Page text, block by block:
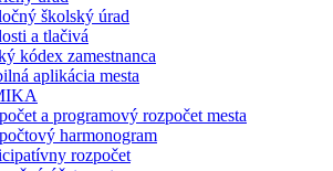
školský úrad
a tlačivá
kódex zamestnanca
aplikácia mesta
a programový rozpočet mesta
harmonogram
rozpočet